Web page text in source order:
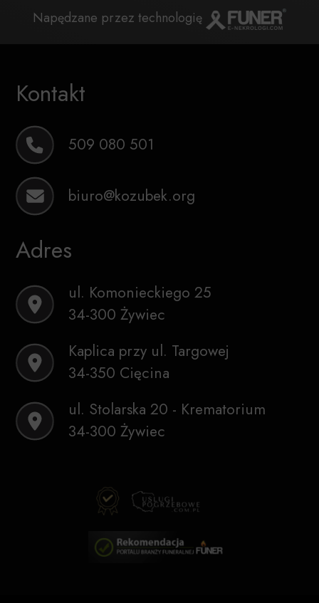
Napędzane przez technologię
Kontakt
509 080 501
biuro@kozubek.org
Adres
ul. Komonieckiego 25
34-300 Żywiec
Kaplica przy ul. Targowej
34-350 Cięcina
ul. Stolarska 20 - Krematorium
34-300 Żywiec